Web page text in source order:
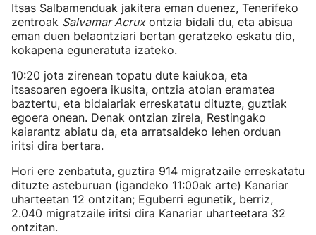
Itsas Salbamenduak jakitera eman duenez, Tenerifeko
zentroak Salvamar Acruxontzia bidali du, eta abisua
eman duen belaontziari bertan geratzeko eskatu dio,
kokapena eguneratuta izateko.
10:20 jota zirenean topatu dute kaiukoa, eta
itsasoaren egoera ikusita, ontzia atoian eramatea
baztertu, eta bidaiariak erreskatatu dituzte, guztiak
egoera onean. Denak ontzian zirela, Restingako
kaiarantz abiatu da, eta arratsaldeko lehen orduan
iritsi dira bertara.
Hori ere zenbatuta, guztira 914 migratzaile erreskatatu
dituzte asteburuan (igandeko 11:00ak arte) Kanariar
uharteetan 12 ontzitan; Eguberri egunetik, berriz,
2.040 migratzaile iritsi dira Kanariar uharteetara 32
ontzitan.